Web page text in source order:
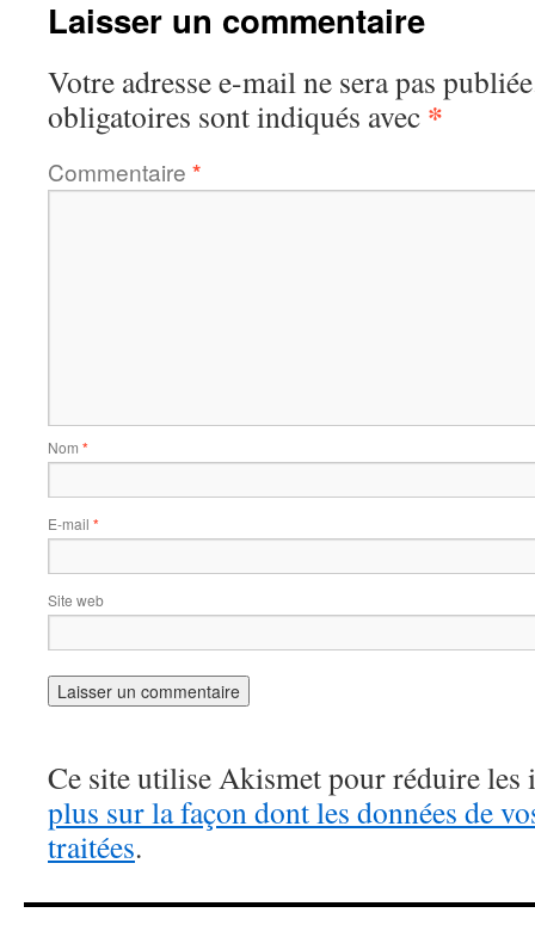
Laisser un commentaire
Votre adresse e-mail ne sera pas
obligatoires sont indiqués avec *
Commentaire *
Nom *
E-mail *
Site web
Ce site utilise Akismet pour réduire les
plus sur la façon dont les données de
traitées.